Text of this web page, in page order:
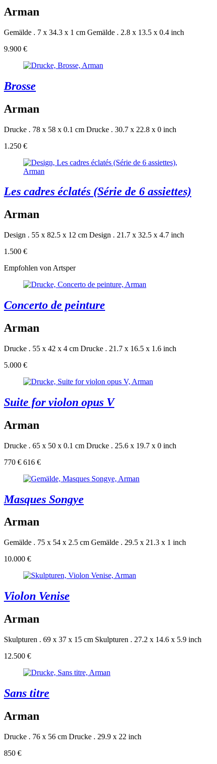
Arman
Gemälde . 7 x 34.3 x 1 cm Gemälde . 2.8 x 13.5 x 0.4 inch
9.900 €
Brosse
Arman
Drucke . 78 x 58 x 0.1 cm Drucke . 30.7 x 22.8 x 0 inch
1.250 €
Les cadres éclatés (Série de 6 assiettes)
Arman
Design . 55 x 82.5 x 12 cm Design . 21.7 x 32.5 x 4.7 inch
1.500 €
Empfohlen von Artsper
Concerto de peinture
Arman
Drucke . 55 x 42 x 4 cm Drucke . 21.7 x 16.5 x 1.6 inch
5.000 €
Suite for violon opus V
Arman
Drucke . 65 x 50 x 0.1 cm Drucke . 25.6 x 19.7 x 0 inch
770 € 616 €
Masques Songye
Arman
Gemälde . 75 x 54 x 2.5 cm Gemälde . 29.5 x 21.3 x 1 inch
10.000 €
Violon Venise
Arman
Skulpturen . 69 x 37 x 15 cm Skulpturen . 27.2 x 14.6 x 5.9 inch
12.500 €
Sans titre
Arman
Drucke . 76 x 56 cm Drucke . 29.9 x 22 inch
850 €